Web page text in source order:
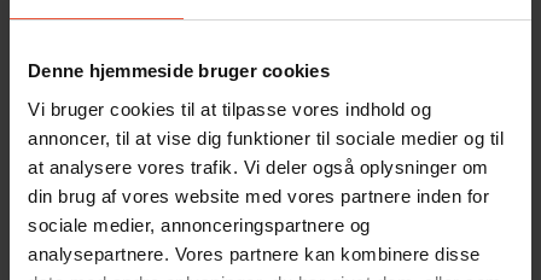
Denne hjemmeside bruger cookies
Vi bruger cookies til at tilpasse vores indhold og
annoncer, til at vise dig funktioner til sociale medier og til
at analysere vores trafik. Vi deler også oplysninger om
din brug af vores website med vores partnere inden for
sociale medier, annonceringspartnere og
analysepartnere. Vores partnere kan kombinere disse
tilladt.
Gæsterne siger
4,4 • 15 Bedømmelser
4,1